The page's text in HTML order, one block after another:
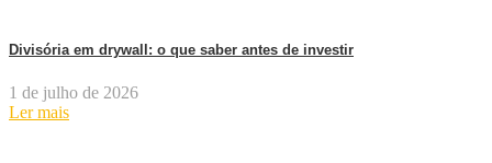
Divisória em drywall: o que saber antes de investir
1 de julho de 2026
Ler mais